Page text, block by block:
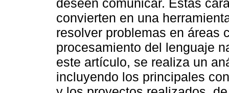
deseen comunicar. Estas
convierten en una
resolver problemas en áreas
procesamiento del lenguaje
este artículo, se realiza un
incluyendo los principales